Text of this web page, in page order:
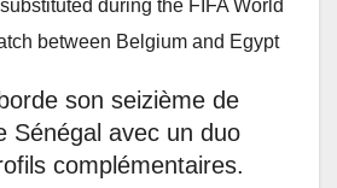
son seizième de
Sénégal avec un duo
complémentaires.